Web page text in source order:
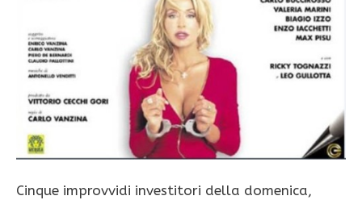
Cinque improvvidi investitori della domenica,